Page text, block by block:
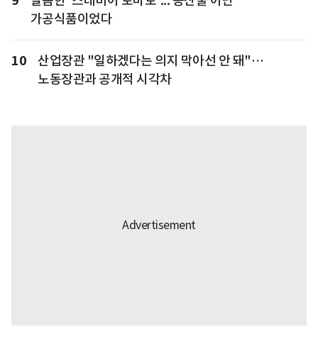
가공식품이었다
10
산업장관 "일하겠다는 의지 막아선 안 돼"…
노동장관과 공개적 시각차